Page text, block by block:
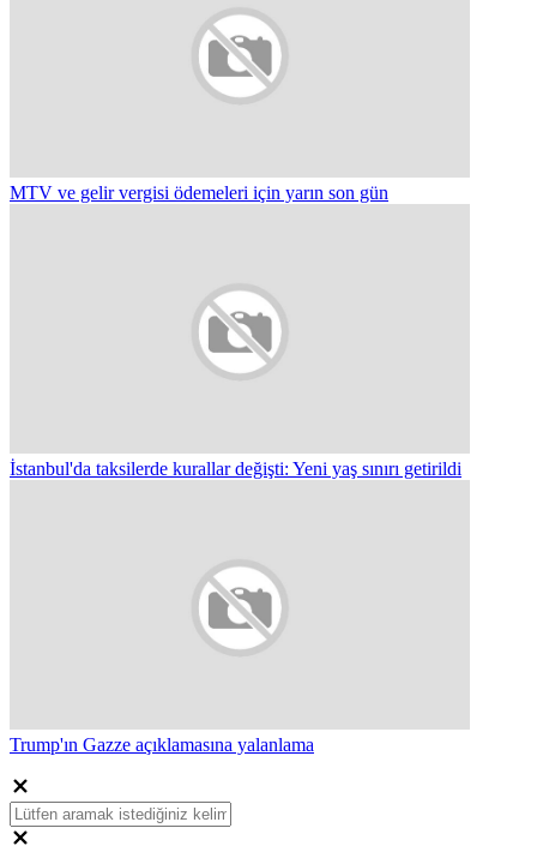
MTV ve gelir vergisi ödemeleri için yarın son gün
İstanbul'da taksilerde kurallar değişti: Yeni yaş sınırı getirildi
Trump'ın Gazze açıklamasına yalanlama